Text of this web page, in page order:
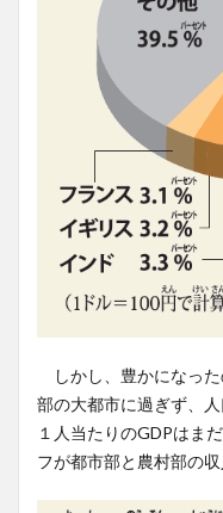
しかし、豊かになっ
部の大都市に過ぎず、
１人当たりのGDPはま
フが都市部と農村部の